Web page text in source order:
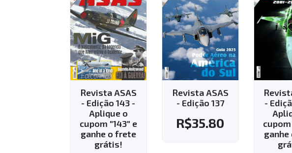
Revista ASAS
- Edição 137
R$35.80
Revista ASAS
- Edição 144 -
cupom "144" e
-
R$
R$